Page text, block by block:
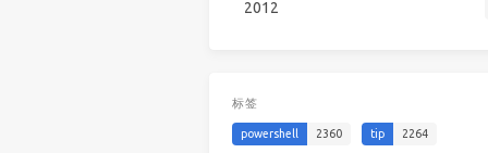
2012
标签
powershell 2360 tip 2264